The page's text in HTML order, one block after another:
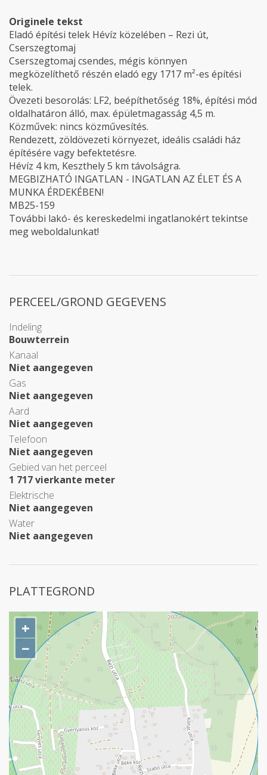
Originele tekst
Eladó építési telek Hévíz közelében – Rezi út,
Cserszegtomaj
Cserszegtomaj csendes, mégis könnyen
megközelíthető részén eladó egy 1717 m²-es építési
telek.
Övezeti besorolás: LF2, beépíthetőség 18%, építési mód
oldalhatáron álló, max. épületmagasság 4,5 m.
Közművek: nincs közművesítés.
Rendezett, zöldövezeti környezet, ideális családi ház
építésére vagy befektetésre.
Hévíz 4 km, Keszthely 5 km távolságra.
MEGBIZHATÓ INGATLAN - INGATLAN AZ ÉLET ÉS A
MUNKA ÉRDEKÉBEN!
MB25-159
További lakó- és kereskedelmi ingatlanokért tekintse
meg weboldalunkat!
PERCEEL/GROND GEGEVENS
Indeling
Bouwterrein
Kanaal
Niet aangegeven
Gas
Niet aangegeven
Aard
Niet aangegeven
Telefoon
Niet aangegeven
Gebied van het perceel
1 717 vierkante meter
Elektrische
Niet aangegeven
Water
Niet aangegeven
PLATTEGROND
+
−